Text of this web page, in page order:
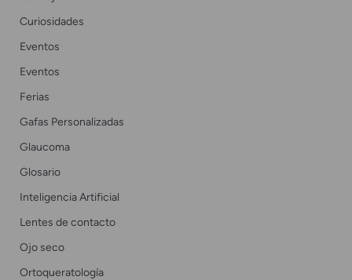
Curiosidades
Eventos
Eventos
Ferias
Gafas Personalizadas
Glaucoma
Glosario
Inteligencia Artificial
Lentes de contacto
Ojo seco
Ortoqueratología